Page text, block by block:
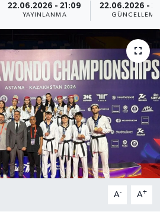
22.06.2026 - 21:09
YAYINLANMA
22.06.2026 -
GÜNCELLEME
A- A+